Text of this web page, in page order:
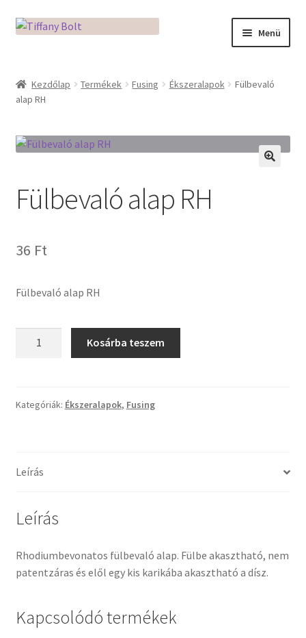
Ugrás
Kilépés
Menü
Adatkezelési tájékoztató
Az üveg világa / Workshopok
Fusingkemence beüzemelése
Hogyan használd a Mikro Boxot
Üvegvágás
Hírek
Pénztár
Rólunk
Kezdőlap Termékek Fusing Ékszeralapok
Fülbevaló
alap RH
Fülbevaló alap RH
36 Ft
Fülbevaló alap RH
Kosárba teszem
Kategóriák: Ékszeralapok, Fusing
Leírás
Leírás
Rhodiumbevonatos fülbevaló alap. Fülbe akasztható, nem
patentzáras és elől egy kis karikába akasztható a dísz.
Kapcsolódó termékek